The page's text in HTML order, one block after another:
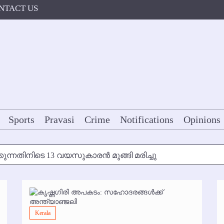
US
Sports Pravasi Crime Notifications Opinions
13 വയസുകാരന്‍ മുങ്ങി മരിച്ചു
മുതല്‍
ഇല്ല
Kerala